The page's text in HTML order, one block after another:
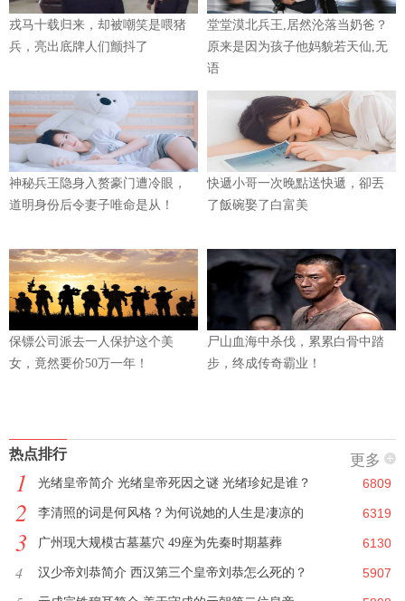
戎马十载归来，却被嘲笑是喂猪
兵，亮出底牌人们颤抖了
堂堂漠北兵王,居然沦落当奶爸？
原来是因为孩子他妈貌若天仙,无
语
神秘兵王隐身入赘豪门遭冷眼，
道明身份后令妻子唯命是从！
快遞小哥一次晚點送快遞，卻丟
了飯碗娶了白富美
保镖公司派去一人保护这个美
女，竟然要价50万一年！
尸山血海中杀伐，累累白骨中踏
步，终成传奇霸业！
热点排行 更多
1 光绪皇帝简介 光绪皇帝死因之谜 光绪珍妃是谁？ 6809
2 李清照的词是何风格？为何说她的人生是凄凉的 6319
3 广州现大规模古墓墓穴 49座为先秦时期墓葬 6130
4 汉少帝刘恭简介 西汉第三个皇帝刘恭怎么死的？ 5907